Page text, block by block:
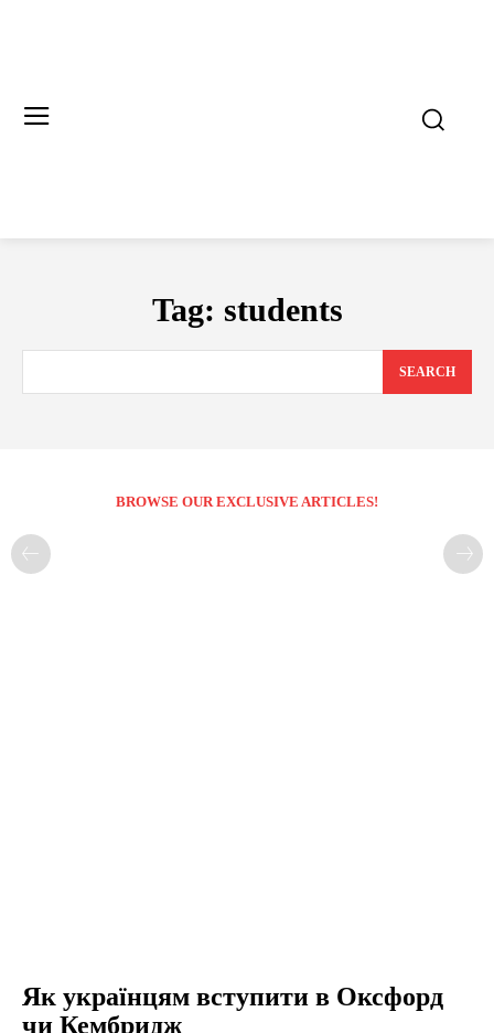
Tag: students
SEARCH
BROWSE OUR EXCLUSIVE ARTICLES!
Як українцям вступити в Оксфорд
чи Кембридж